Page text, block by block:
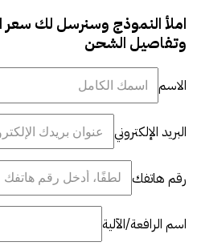
املأ النموذج وسنرسل لك سعر
وتفاصيل الشحن
الاسم
البريد الإلكتروني
رقم هاتفك
اسم الرافعة/الآلية